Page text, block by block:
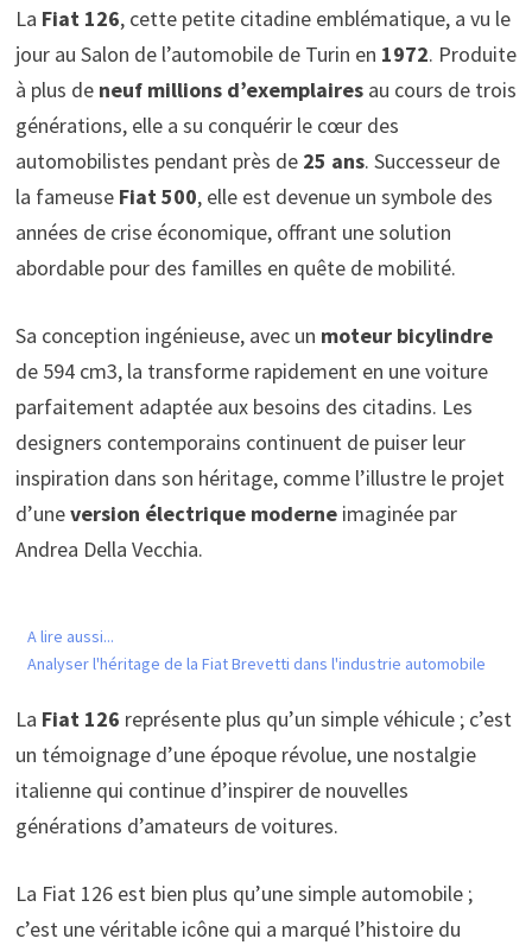
La Fiat 126, cette petite citadine emblématique, a vu le
jour au Salon de l’automobile de Turin en 1972. Produite
à plus de neuf millions d’exemplairesau cours de trois
générations, elle a su conquérir le cœur des
automobilistes pendant près de 25 ans. Successeur de
la fameuse Fiat 500, elle est devenue un symbole des
années de crise économique, offrant une solution
abordable pour des familles en quête de mobilité.
Sa conception ingénieuse, avec un moteur bicylindre
de 594 cm3, la transforme rapidement en une voiture
parfaitement adaptée aux besoins des citadins. Les
designers contemporains continuent de puiser leur
inspiration dans son héritage, comme l’illustre le projet
d’uneversion électrique moderneimaginée par
Andrea Della Vecchia.
A lire aussi...
Analyser l'héritage de la Fiat Brevetti dans l'industrie automobile
La Fiat 126 représente plus qu’un simple véhicule ; c’est
un témoignage d’une époque révolue, une nostalgie
italienne qui continue d’inspirer de nouvelles
générations d’amateurs de voitures.
La Fiat 126 est bien plus qu’une simple automobile ;
c’est une véritable icône qui a marqué l’histoire du